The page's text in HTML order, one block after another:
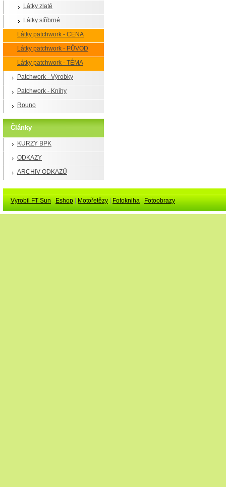
Látky zlaté
Látky stříbrné
Látky patchwork - CENA
Látky patchwork - PŮVOD
Látky patchwork - TÉMA
Patchwork - Výrobky
Patchwork - Knihy
Rouno
Články
KURZY BPK
ODKAZY
ARCHIV ODKAZŮ
Vyrobil FT Sun Eshop Motořetězy Fotokniha Fotoobrazy